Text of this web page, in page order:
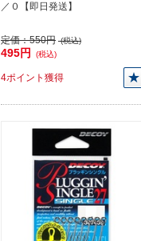
／０【即日発送】
定価：550円 (税込)
495円 (税込)
4ポイント獲得